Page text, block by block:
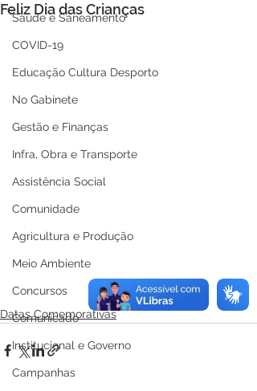
Saúde e Saneamento
COVID-19
Educação Cultura Desporto
No Gabinete
Gestão e Finanças
Infra, Obra e Transporte
Assistência Social
Comunidade
Agricultura e Produção
Meio Ambiente
Concursos
Comunicado
Institucional e Governo
Campanhas
Feliz Dia das Crianças
Datas Comemorativas